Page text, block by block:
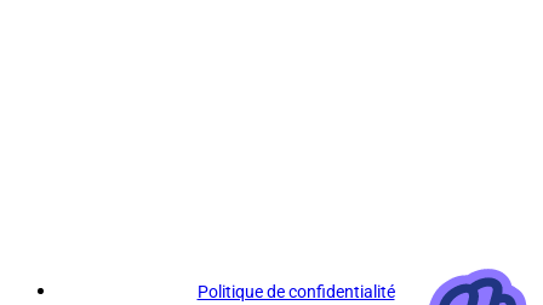
Politique de confidentialité